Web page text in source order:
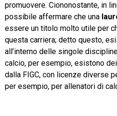
promuovere. Ciononostante, in
possibile affermare che una
essere un titolo molto utile per
questa carriera; detto questo,
all’interno delle singole
calcio, per esempio, esistono
dalla FIGC, con licenze diverse
per esempio, per allenatori di